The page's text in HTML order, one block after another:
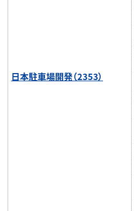
日本駐車場開発（2353）